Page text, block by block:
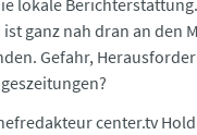
lokale
ganz nah dran an den
Gefahr,
center.tv